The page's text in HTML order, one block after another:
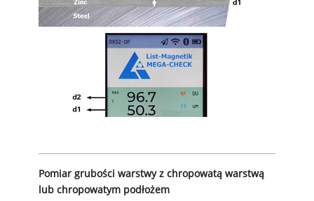
Pomiar grubości warstwy z chropowatą warstwą
lub chropowatym podłożem